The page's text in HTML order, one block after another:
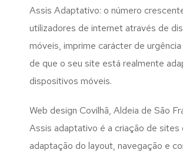
Assis Adaptativo: o número
utilizadores de internet através de
móveis, imprime carácter de urgência
de que o seu site está realmente
dispositivos móveis.
Web design Covilhã, Aldeia de São
Assis adaptativo é a criação de sites
adaptação do layout, navegação e